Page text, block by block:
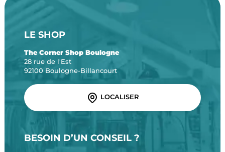
LE SHOP
The Corner Shop Boulogne
28 rue de l'Est
92100 Boulogne-Billancourt
LOCALISER
BESOIN D’UN CONSEIL ?